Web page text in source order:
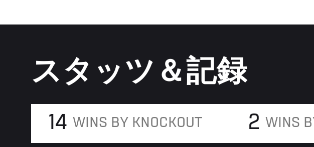
スタッツ＆記録
14 WINS BY KNOCKOUT 2 WINS